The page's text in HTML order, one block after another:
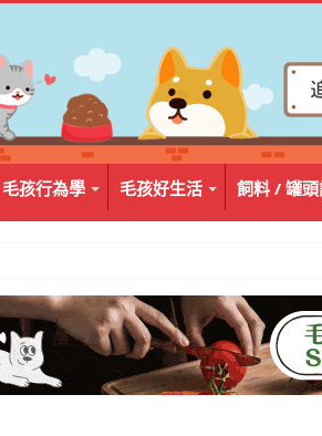
毛孩行為學 毛孩好生活 飼料 / 罐頭